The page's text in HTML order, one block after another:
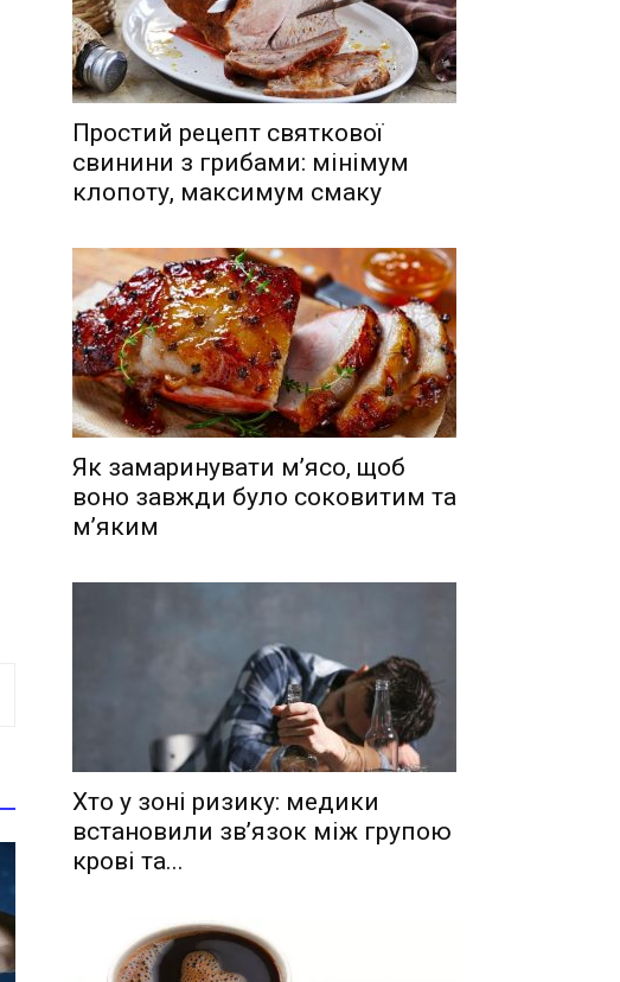
Простий рецепт святкової
свинини з грибами: мінімум
клопоту, максимум смаку
Як замаринувати м’ясо, щоб
воно завжди було соковитим та
м’яким
Хто у зоні ризику: медики
встановили зв’язок між групою
крові та...